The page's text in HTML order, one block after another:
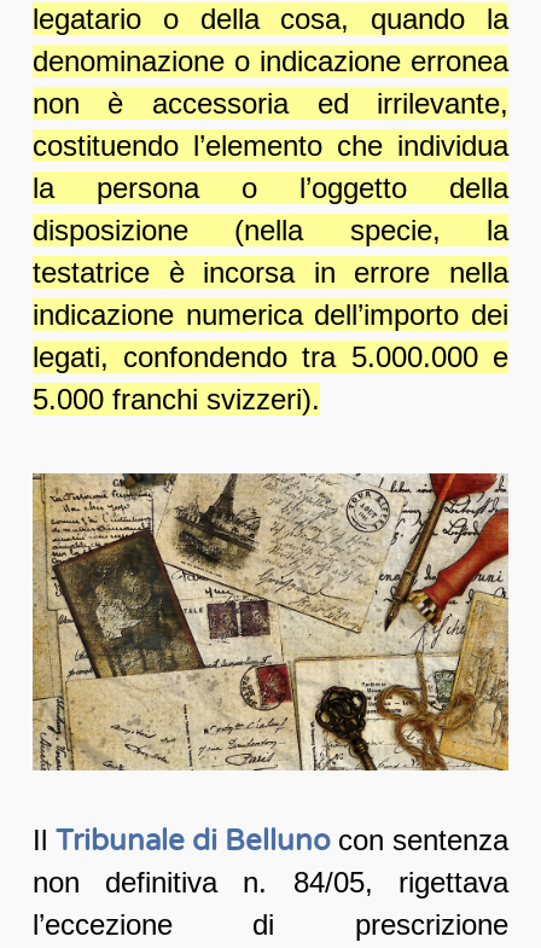
legatario o della cosa, quando la
denominazione o indicazione erronea
non è accessoria ed irrilevante,
costituendo l’elemento che individua
la persona o l’oggetto della
disposizione (nella specie, la
testatrice è incorsa in errore nella
indicazione numerica dell’importo dei
legati, confondendo tra 5.000.000 e
5.000 franchi svizzeri).
Il Tribunale di Belluno con sentenza
non definitiva n. 84/05, rigettava
l’eccezione di prescrizione